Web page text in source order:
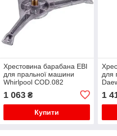
Хрестовина барабана EBI
для пральної машини
Whirlpool COD.082
1 063₴
Купити
для
1